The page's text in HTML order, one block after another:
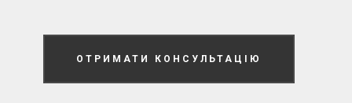
ОТРИМАТИ КОНСУЛЬТАЦІЮ